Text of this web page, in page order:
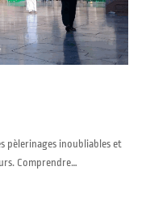
pèlerinages inoubliables et
Comprendre…